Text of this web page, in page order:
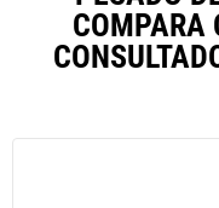
COMPARA